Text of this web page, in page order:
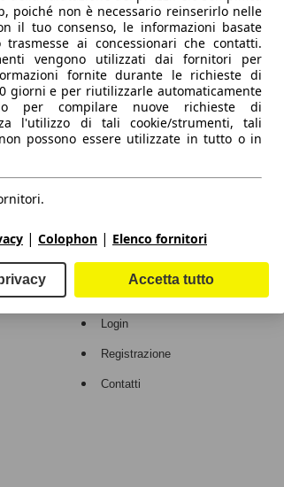
Area rivenditori
Login
Registrazione
Contatti
poiché non è necessario reinserirlo nelle
il tuo consenso, le informazioni basate
trasmesse ai concessionari che contatti.
vengono utilizzati dai fornitori per
fornite durante le richieste di
giorni e per riutilizzarle automaticamente
per compilare nuove richieste di
l'utilizzo di tali cookie/strumenti, tali
possono essere utilizzate in tutto o in
| Colophon | Elenco fornitori
Accetta tutto